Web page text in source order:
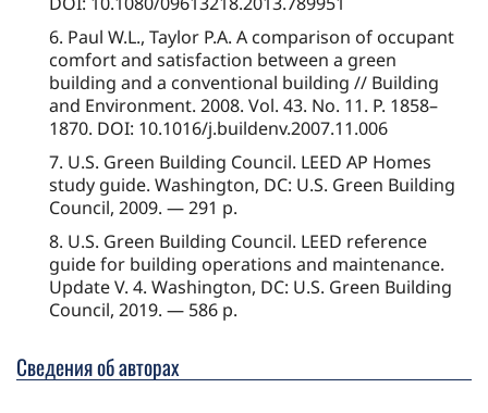
6. Paul W.L., Taylor P.A. A comparison of occupant
comfort and satisfaction between a green
building and a conventional building // Building
and Environment. 2008. Vol. 43. No. 11. P. 1858–
1870. DOI: 10.1016/j.buildenv.2007.11.006
7. U.S. Green Building Council. LEED AP Homes
study guide. Washington, DC: U.S. Green Building
Council, 2009. — 291 p.
8. U.S. Green Building Council. LEED reference
guide for building operations and maintenance.
Update V. 4. Washington, DC: U.S. Green Building
Council, 2019. — 586 p.
Сведения об авторах